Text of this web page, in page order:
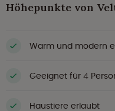
Höhepunkte von
Warm und modern
Geeignet für 4
Haustiere erlaubt